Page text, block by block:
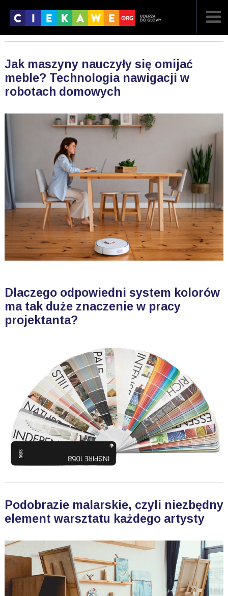
Jak maszyny nauczyły się omijać
meble? Technologia nawigacji w
robotach domowych
Dlaczego odpowiedni system kolorów
ma tak duże znaczenie w pracy
projektanta?
Podobrazie malarskie, czyli niezbędny
element warsztatu każdego artysty
POPULARNE
LOSOWE
A ARTYKUŁY
FILMY
G GALERIA
KONTAKT